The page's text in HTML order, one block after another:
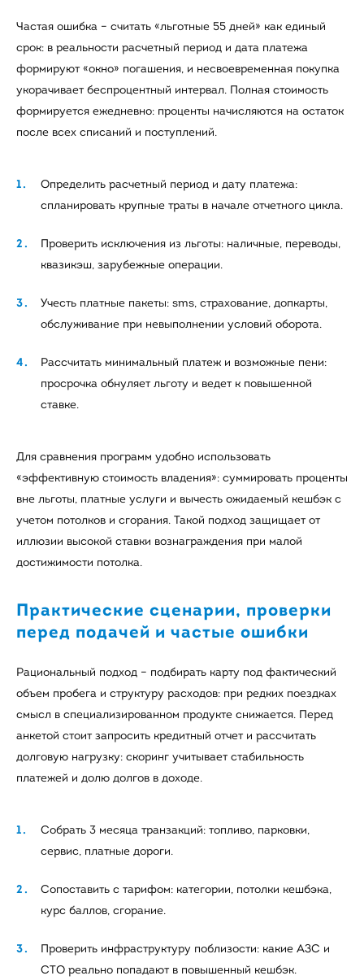
Частая ошибка – считать «льготные 55 дней» как единый
срок: в реальности расчетный период и дата платежа
формируют «окно» погашения, и несвоевременная покупка
укорачивает беспроцентный интервал. Полная стоимость
формируется ежедневно: проценты начисляются на остаток
после всех списаний и поступлений.
Определить расчетный период и дату платежа:
спланировать крупные траты в начале отчетного цикла.
Проверить исключения из льготы: наличные, переводы,
квазикэш, зарубежные операции.
Учесть платные пакеты: sms, страхование, допкарты,
обслуживание при невыполнении условий оборота.
Рассчитать минимальный платеж и возможные пени:
просрочка обнуляет льготу и ведет к повышенной
ставке.
Для сравнения программ удобно использовать
«эффективную стоимость владения»: суммировать проценты
вне льготы, платные услуги и вычесть ожидаемый кешбэк с
учетом потолков и сгорания. Такой подход защищает от
иллюзии высокой ставки вознаграждения при малой
достижимости потолка.
Практические сценарии, проверки
перед подачей и частые ошибки
Рациональный подход – подбирать карту под фактический
объем пробега и структуру расходов: при редких поездках
смысл в специализированном продукте снижается. Перед
анкетой стоит запросить кредитный отчет и рассчитать
долговую нагрузку: скоринг учитывает стабильность
платежей и долю долгов в доходе.
Собрать 3 месяца транзакций: топливо, парковки,
сервис, платные дороги.
Сопоставить с тарифом: категории, потолки кешбэка,
курс баллов, сгорание.
Проверить инфраструктуру поблизости: какие АЗС и
СТО реально попадают в повышенный кешбэк.